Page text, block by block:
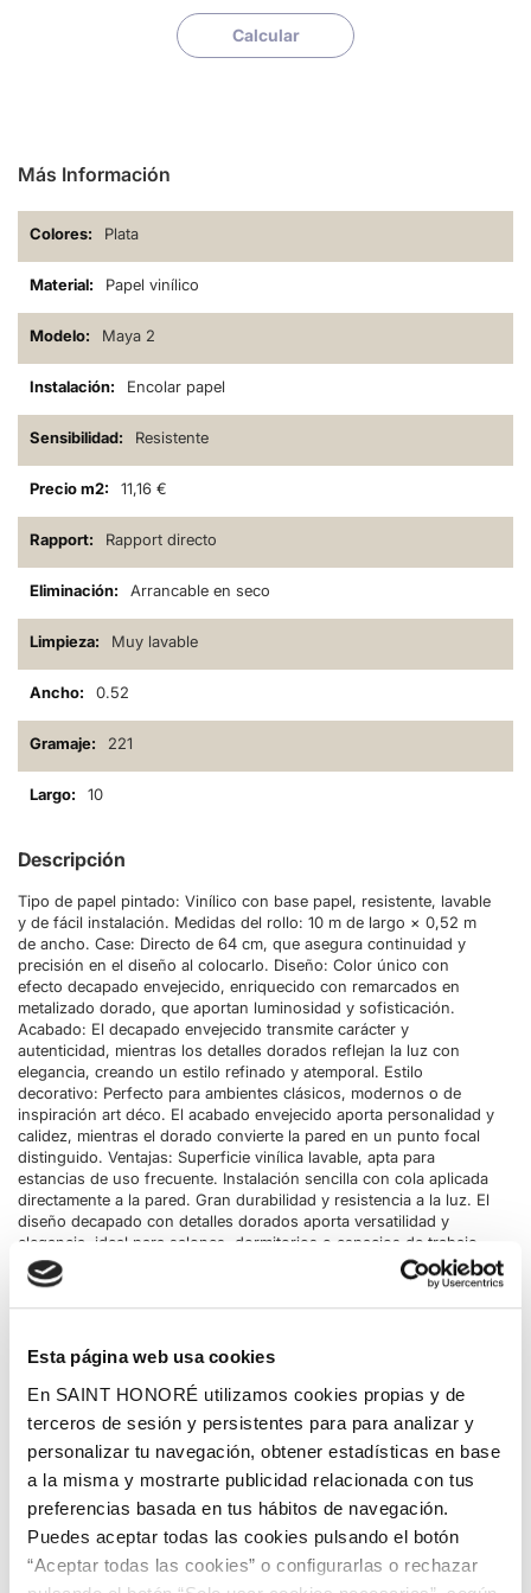
Esta página web usa cookies
En SAINT HONORÉ utilizamos cookies propias y de
terceros de sesión y persistentes para para analizar y
personalizar tu navegación, obtener estadísticas en base
a la misma y mostrarte publicidad relacionada con tus
preferencias basada en tus hábitos de navegación.
Puedes aceptar todas las cookies pulsando el botón
“Aceptar todas las cookies” o configurarlas o rechazar
Calcular
Más Información
Plata
Papel vinílico
Maya 2
Encolar papel
Resistente
11,16 €
Rapport directo
Arrancable en seco
Muy lavable
0.52
221
10
Descripción
Tipo de papel pintado: Vinílico con base papel, resistente, lavable
y de fácil instalación. Medidas del rollo: 10 m de largo × 0,52 m
de ancho. Case: Directo de 64 cm, que asegura continuidad y
precisión en el diseño al colocarlo. Diseño: Color único con
efecto decapado envejecido, enriquecido con remarcados en
metalizado dorado, que aportan luminosidad y sofisticación.
Acabado: El decapado envejecido transmite carácter y
autenticidad, mientras los detalles dorados reflejan la luz con
elegancia, creando un estilo refinado y atemporal. Estilo
decorativo: Perfecto para ambientes clásicos, modernos o de
inspiración art déco. El acabado envejecido aporta personalidad y
calidez, mientras el dorado convierte la pared en un punto focal
distinguido. Ventajas: Superficie vinílica lavable, apta para
estancias de uso frecuente. Instalación sencilla con cola aplicada
directamente a la pared. Gran durabilidad y resistencia a la luz. El
diseño decapado con detalles dorados aporta versatilidad y
elegancia, ideal para salones, dormitorios o espacios de trabajo.
✨ Este papel pintado es una opción excelente para quienes
buscan un acabado sofisticado, elegante y con aire envejecido,
capaz de transformar cualquier estancia en un entorno